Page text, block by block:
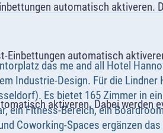
automatisch aktiveren.
Einbettungen automatisch
aktiveren. Dabei werden
das me and all Hotel
Industrie-Design. Für die
Es bietet 165 Zimmer in
ein Fitness-Bereich, ein
Coworking-Spaces ergänzen